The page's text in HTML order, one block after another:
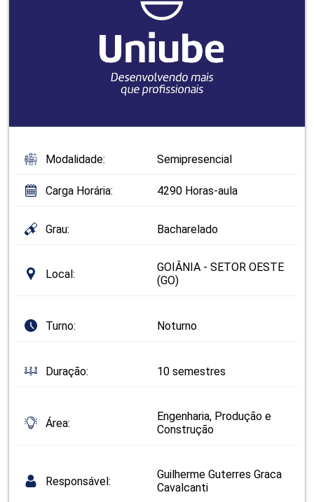
Modalidade: Semipresencial
Carga Horária: 4290 Horas-aula
Grau: Bacharelado
Local:
GOIÂNIA - SETOR OESTE
(GO)
Turno: Noturno
Duração: 10 semestres
Área:
Engenharia, Produção e
Construção
Responsável:
Guilherme Guterres Graca
Cavalcanti